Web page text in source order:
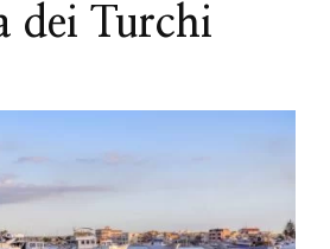
dei Turchi